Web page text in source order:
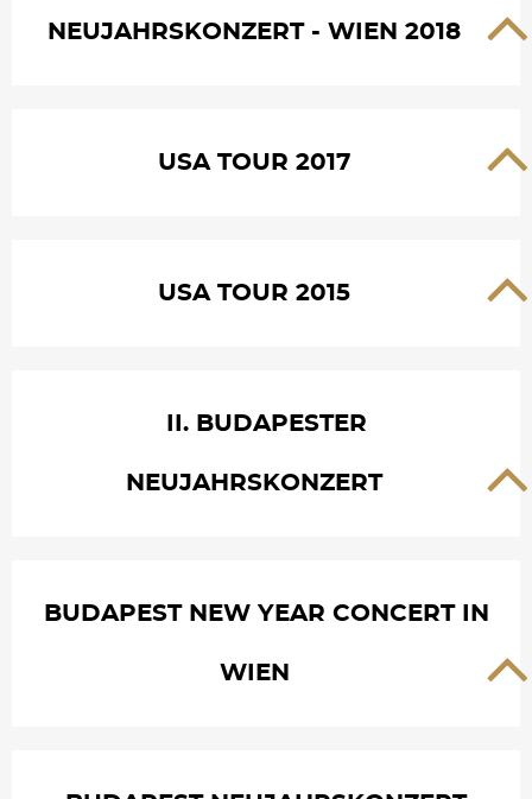
NEUJAHRSKONZERT - WIEN 2018
USA TOUR 2017
USA TOUR 2015
II. BUDAPESTER
NEUJAHRSKONZERT
BUDAPEST NEW YEAR CONCERT IN
WIEN